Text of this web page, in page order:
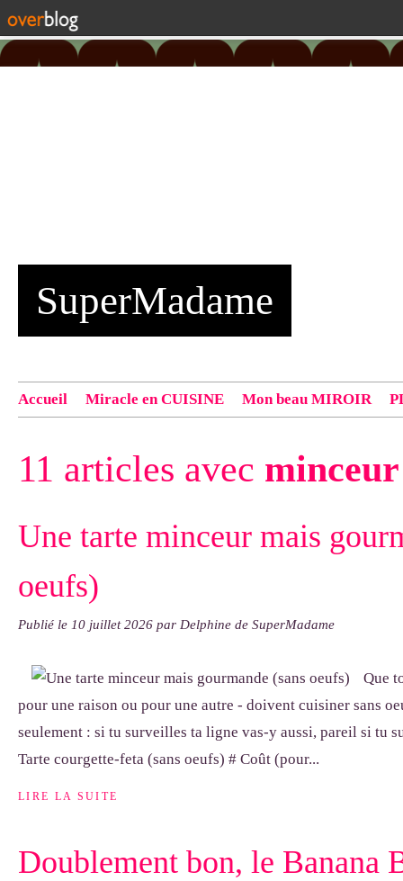
SuperMadame
Accueil Miracle en CUISINE Mon beau MIROIR
exemple : "Bonnet cloche From Annie", "Veste Rue
11 articles avec minceur
Une tarte minceur mais
oeufs)
Publié le 10 juillet 2026 par Delphine de SuperMadame
Que
pour une raison ou pour une autre - doivent cuisiner sans
seulement : si tu surveilles ta ligne vas-y aussi, pareil si tu
Tarte courgette-feta (sans oeufs) # Coût (pour...
LIRE LA SUITE
Doublement bon, le Banana